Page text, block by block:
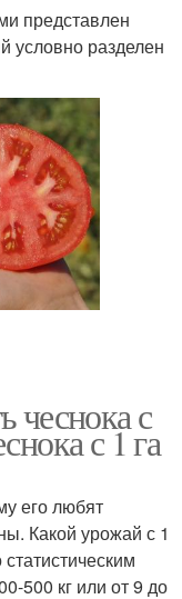
представлен
условно разделен
чеснока с
с 1 га
его любят
Какой урожай с 1
500 кг или от 9 до